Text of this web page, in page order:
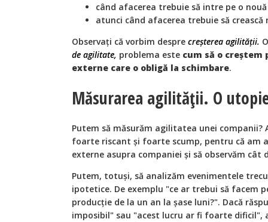
când afacerea trebuie să intre pe o
atunci când afacerea trebuie să crească
Observați că vorbim despre creșterea agilității.
de agilitate, problema este cum să o
externe care o obligă la schimbare.
Măsurarea agilității. O
Putem să măsurăm agilitatea unei companii?
foarte riscant și foarte scump, pentru că am
externe asupra companiei și să observăm cât
Putem, totuși, să analizăm evenimentele
ipotetice. De exemplu "ce ar trebui să facem
producție de la un an la șase luni?". Dacă
imposibil" sau "acest lucru ar fi foarte